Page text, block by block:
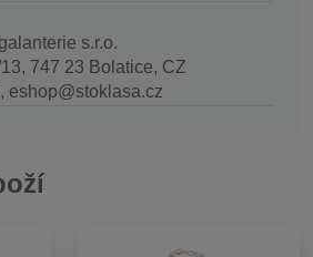
s.r.o.
747 23 Bolatice, CZ
eshop@stoklasa.cz